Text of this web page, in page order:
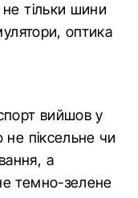
тільки шини
оптика
вийшов у
не піксельне чи
а
темно-зелене